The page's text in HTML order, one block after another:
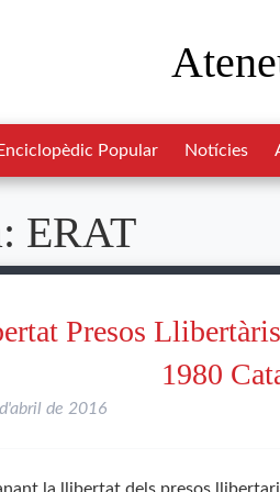
Popular Notícies
ERAT
Presos
1980
de 2016